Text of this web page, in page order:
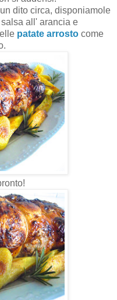
dito circa, disponiamole
all' arancia e
patate arrosto come